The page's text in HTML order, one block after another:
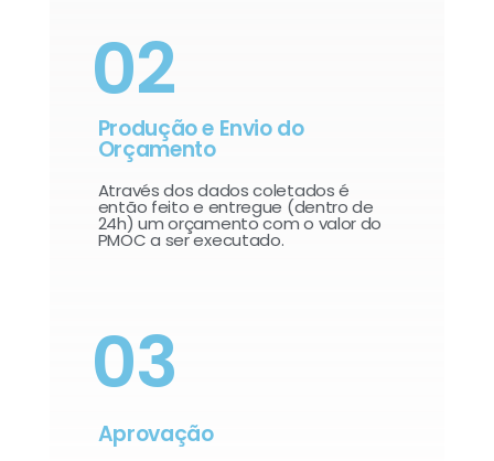
02
Produção e Envio do
Orçamento
Através dos dados coletados é
então feito e entregue (dentro de
24h) um orçamento com o valor do
PMOC a ser executado.
03
Aprovação